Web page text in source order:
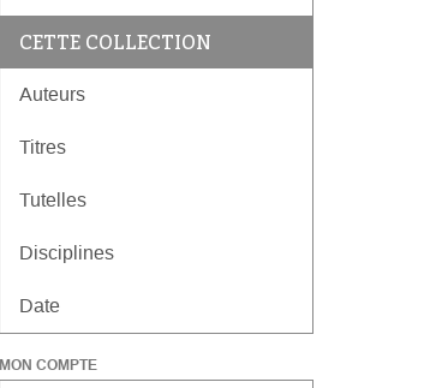
CETTE COLLECTION
Auteurs
Titres
Tutelles
Disciplines
Date
MON COMPTE